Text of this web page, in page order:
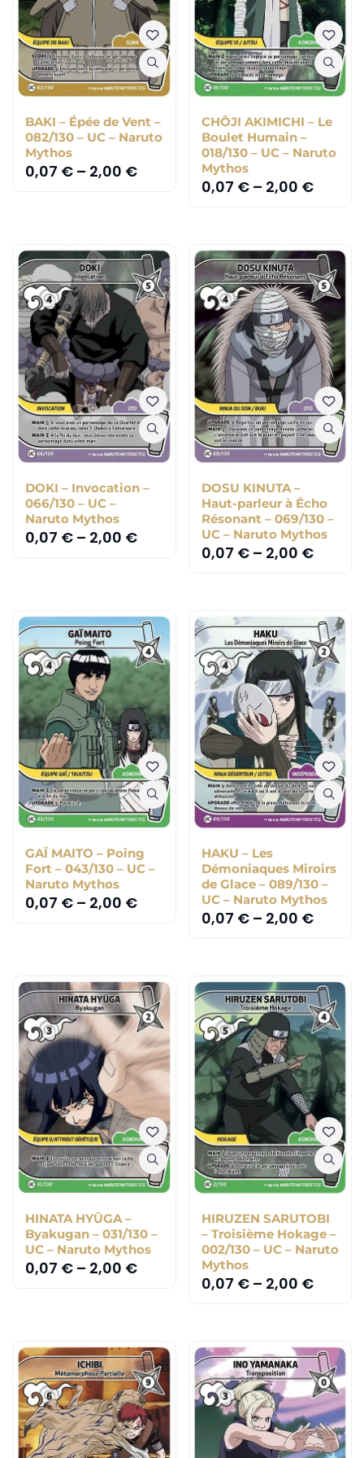
BAKI – Épée de Vent –
082/130 – UC – Naruto
Mythos
0,07 € – 2,00 €
CHÔJI AKIMICHI – Le
Boulet Humain –
018/130 – UC – Naruto
Mythos
0,07 €– 2,00 €
DOKI – Invocation –
066/130 – UC –
Naruto Mythos
0,07 € – 2,00 €
DOSU KINUTA –
Haut-parleur à Écho
Résonant – 069/130 –
UC – Naruto Mythos
0,07 €– 2,00 €
GAÏ MAITO – Poing
Fort – 043/130 – UC –
Naruto Mythos
0,07 € – 2,00 €
HAKU – Les
Démoniaques Miroirs
de Glace – 089/130 –
UC – Naruto Mythos
0,07 €– 2,00 €
HINATA HYÛGA –
Byakugan – 031/130 –
UC – Naruto Mythos
0,07 € – 2,00 €
HIRUZEN SARUTOBI
– Troisième Hokage –
002/130 – UC – Naruto
Mythos
0,07 €– 2,00 €